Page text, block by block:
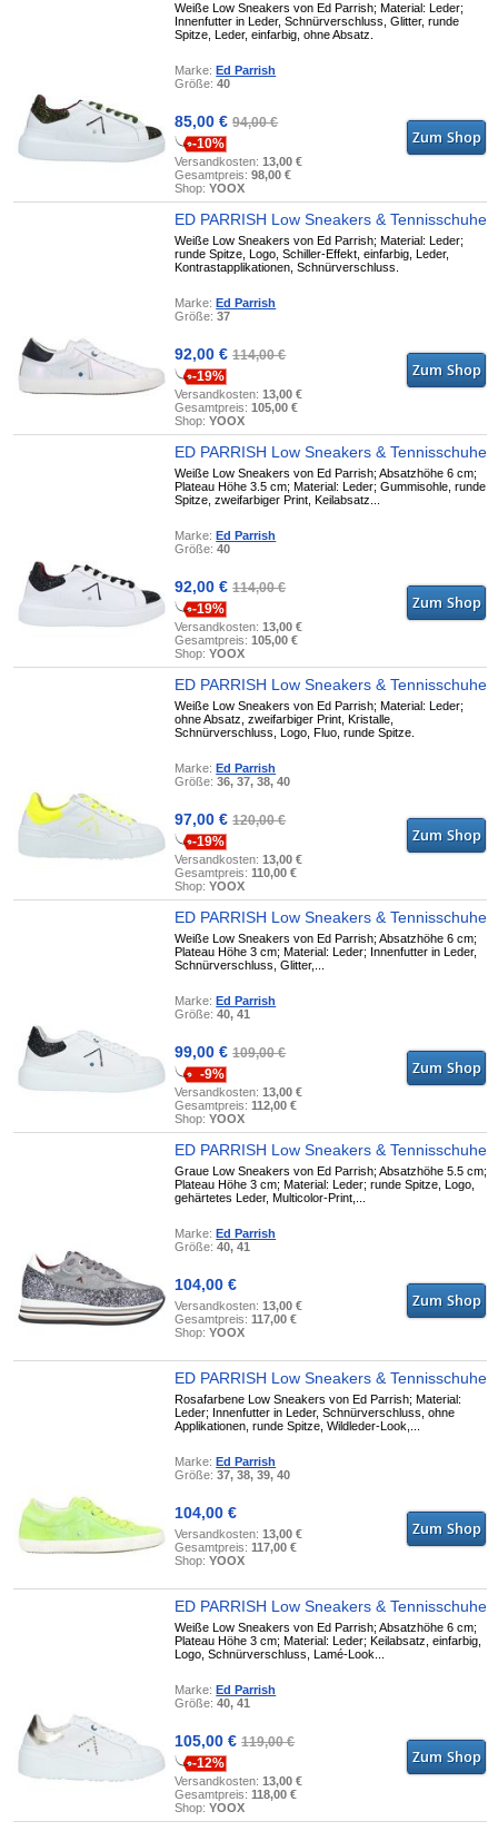
Weiße Low Sneakers von Ed Parrish; Material: Leder;
Innenfutter in Leder, Schnürverschluss, Glitter, runde
Spitze, Leder, einfarbig, ohne Absatz.
Marke:Ed Parrish
Größe:40
85,00 €94,00 €
-10%
Versandkosten:13,00 €
Gesamtpreis:98,00 €
Shop:YOOX
ED PARRISH Low Sneakers & Tennisschuhe
Weiße Low Sneakers von Ed Parrish; Material: Leder;
runde Spitze, Logo, Schiller-Effekt, einfarbig, Leder,
Kontrastapplikationen, Schnürverschluss.
Marke:Ed Parrish
Größe:37
92,00 €114,00 €
-19%
Versandkosten:13,00 €
Gesamtpreis:105,00 €
Shop:YOOX
ED PARRISH Low Sneakers & Tennisschuhe
Weiße Low Sneakers von Ed Parrish; Absatzhöhe 6 cm;
Plateau Höhe 3.5 cm; Material: Leder; Gummisohle, runde
Spitze, zweifarbiger Print, Keilabsatz...
Marke:Ed Parrish
Größe:40
92,00 €114,00 €
-19%
Versandkosten:13,00 €
Gesamtpreis:105,00 €
Shop:YOOX
ED PARRISH Low Sneakers & Tennisschuhe
Weiße Low Sneakers von Ed Parrish; Material: Leder;
ohne Absatz, zweifarbiger Print, Kristalle,
Schnürverschluss, Logo, Fluo, runde Spitze.
Marke:Ed Parrish
Größe:36, 37, 38, 40
97,00 €120,00 €
-19%
Versandkosten:13,00 €
Gesamtpreis:110,00 €
Shop:YOOX
ED PARRISH Low Sneakers & Tennisschuhe
Weiße Low Sneakers von Ed Parrish; Absatzhöhe 6 cm;
Plateau Höhe 3 cm; Material: Leder; Innenfutter in Leder,
Schnürverschluss, Glitter,...
Marke:Ed Parrish
Größe:40, 41
99,00 €109,00 €
-9%
Versandkosten:13,00 €
Gesamtpreis:112,00 €
Shop:YOOX
ED PARRISH Low Sneakers & Tennisschuhe
Graue Low Sneakers von Ed Parrish; Absatzhöhe 5.5 cm;
Plateau Höhe 3 cm; Material: Leder; runde Spitze, Logo,
gehärtetes Leder, Multicolor-Print,...
Marke:Ed Parrish
Größe:40, 41
104,00 €
Versandkosten:13,00 €
Gesamtpreis:117,00 €
Shop:YOOX
ED PARRISH Low Sneakers & Tennisschuhe
Rosafarbene Low Sneakers von Ed Parrish; Material:
Leder; Innenfutter in Leder, Schnürverschluss, ohne
Applikationen, runde Spitze, Wildleder-Look,...
Marke:Ed Parrish
Größe:37, 38, 39, 40
104,00 €
Versandkosten:13,00 €
Gesamtpreis:117,00 €
Shop:YOOX
ED PARRISH Low Sneakers & Tennisschuhe
Weiße Low Sneakers von Ed Parrish; Absatzhöhe 6 cm;
Plateau Höhe 3 cm; Material: Leder; Keilabsatz, einfarbig,
Logo, Schnürverschluss, Lamé-Look...
Marke:Ed Parrish
Größe:40, 41
105,00 €119,00 €
-12%
Versandkosten:13,00 €
Gesamtpreis:118,00 €
Shop:YOOX